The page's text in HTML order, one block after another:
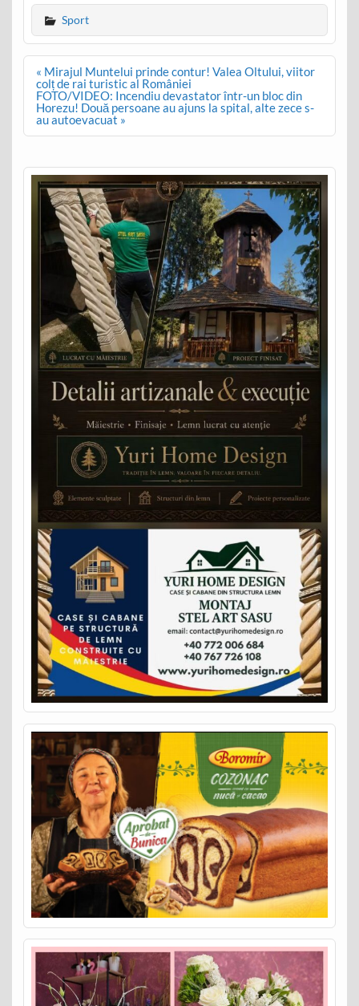
Sport
Post
navigation
« Mirajul Muntelui prinde contur! Valea Oltului, viitor
colț de rai turistic al României
FOTO/VIDEO: Incendiu devastator într-un bloc din
Horezu! Două persoane au ajuns la spital, alte zece s-
au autoevacuat »